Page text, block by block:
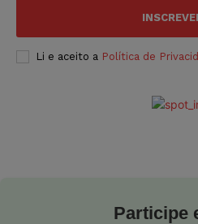
Li e aceito a Política de
Participe